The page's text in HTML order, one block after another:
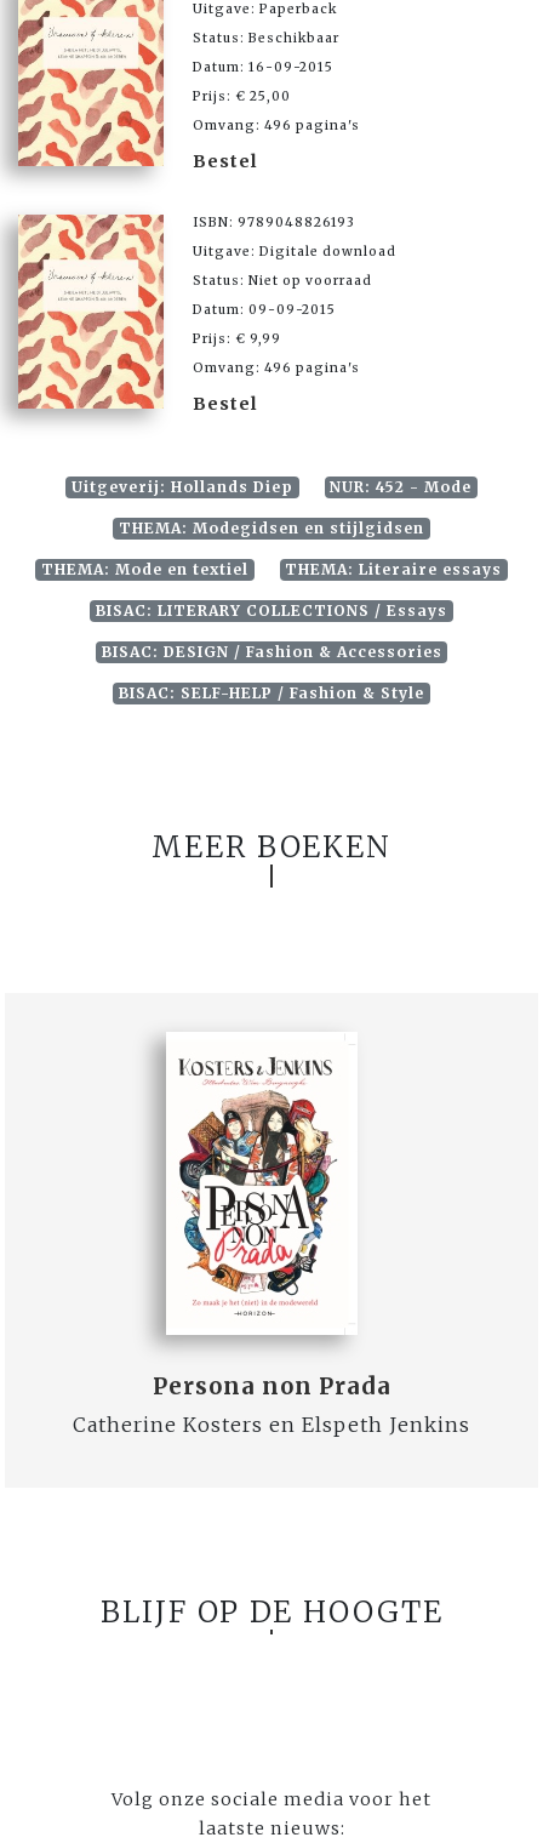
Uitgave: Paperback
Status: Beschikbaar
Datum: 16-09-2015
Prijs: € 25,00
Omvang: 496 pagina's
Bestel
ISBN: 9789048826193
Uitgave: Digitale download
Status: Niet op voorraad
Datum: 09-09-2015
Prijs: € 9,99
Omvang: 496 pagina's
Bestel
Uitgeverij: Hollands Diep NUR: 452 - Mode
THEMA: Modegidsen en stijlgidsen
THEMA: Mode en textiel THEMA: Literaire essays
BISAC: LITERARY COLLECTIONS / Essays
BISAC: DESIGN / Fashion & Accessories
BISAC: SELF-HELP / Fashion & Style
MEER BOEKEN
Persona non Prada
Catherine Kosters en Elspeth Jenkins
BLIJF OP DE HOOGTE
Volg onze sociale media voor het
laatste nieuws: